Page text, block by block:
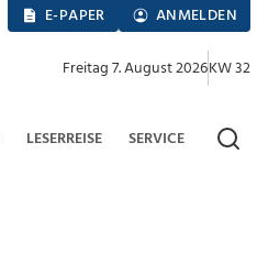
E-PAPER ANMELDEN
Freitag 7. August 2026KW 32
LESERREISE SERVICE